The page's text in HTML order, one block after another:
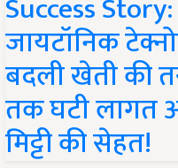
जायटॉनिक
बदली खेती की
तक घटी लागत
मिट्टी की सेहत!